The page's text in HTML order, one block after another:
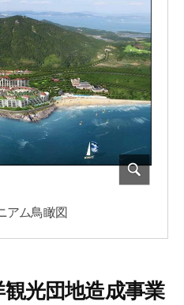
アム鳥瞰図
光団地造成事業